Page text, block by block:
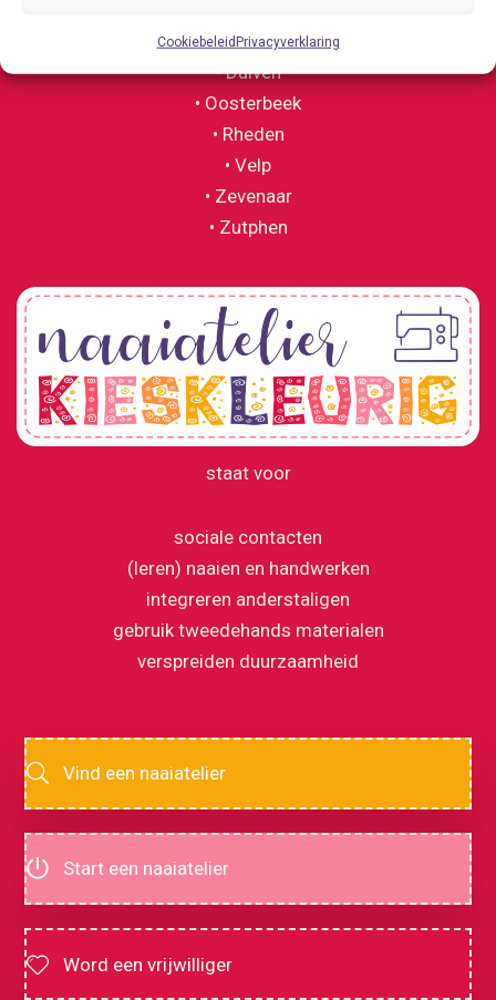
CookiebeleidPrivacyverklaring
• Doetinchem
• Duiven
• Oosterbeek
• Rheden
• Velp
• Zevenaar
• Zutphen
staat voor
sociale contacten
(leren) naaien en handwerken
integreren anderstaligen
gebruik tweedehands materialen
verspreiden duurzaamheid
Vind een naaiatelier
Start een naaiatelier
Word een vrijwilliger